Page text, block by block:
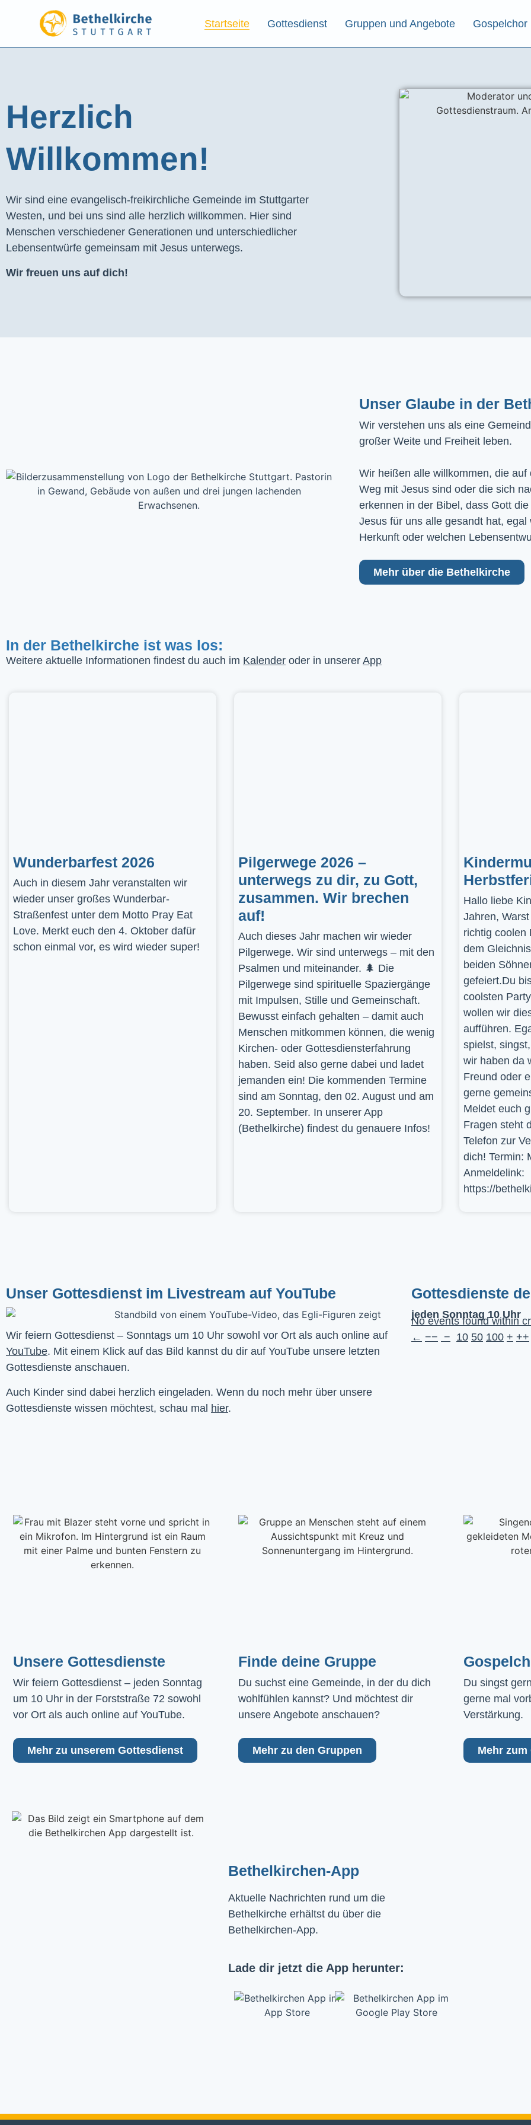
Startseite Gottesdienst Gruppen und Angebote Gospelchor
Herzlich
Willkommen!
Wir sind eine evangelisch-freikirchliche Gemeinde im Stuttgarter
Westen, und bei uns sind alle herzlich willkommen. Hier sind
Menschen verschiedener Generationen und unterschiedlicher
Lebensentwürfe gemeinsam mit Jesus unterwegs.
Wir freuen uns auf dich!
Unser Glaube in der
Wir verstehen uns als eine
großer Weite und Freiheit leben.
Wir heißen alle willkommen, die
Weg mit Jesus sind oder die sich
erkennen in der Bibel, dass Gott
Jesus für uns alle gesandt hat,
Herkunft oder welchen
Mehr über die Bethelkirche
In der Bethelkirche ist was los:
Weitere aktuelle Informationen findest du auch im Kalender oder in unserer App
Wunderbarfest 2026
Auch in diesem Jahr veranstalten wir
wieder unser großes Wunderbar-
Straßenfest unter dem Motto Pray Eat
Love. Merkt euch den 4. Oktober dafür
schon einmal vor, es wird wieder super!
Pilgerwege 2026 –
unterwegs zu dir, zu Gott,
zusammen. Wir brechen
auf!
Auch dieses Jahr machen wir wieder
Pilgerwege. Wir sind unterwegs – mit den
Psalmen und miteinander. 🌲 Die
Pilgerwege sind spirituelle Spaziergänge
mit Impulsen, Stille und Gemeinschaft.
Bewusst einfach gehalten – damit auch
Menschen mitkommen können, die wenig
Kirchen- oder Gottesdiensterfahrung
haben. Seid also gerne dabei und ladet
jemanden ein! Die kommenden Termine
sind am Sonntag, den 02. August und am
20. September. In unserer App
(Bethelkirche) findest du genauere Infos!
Hallo liebe
Jahren,
richtig coolen
dem
beiden
gefeiert.Du
coolsten
wollen wir
aufführen.
spielst,
wir haben da
Freund oder
gerne
Meldet euch
Fragen steht
Telefon zur
dich! Termin:
Anmeldelink:
https://
Unser Gottesdienst im Livestream auf YouTube
YouTube. Mit einem Klick auf das Bild kannst du dir auf YouTube unsere letzten
Gottesdienste anschauen.
Auch Kinder sind dabei herzlich eingeladen. Wenn du noch mehr über unsere
Gottesdienste wissen möchtest, schau mal hier.
Gottesdienste
jeden Sonntag 10 Uhr
No events found within
← −− − 10 50 100 + ++
Unsere Gottesdienste
Wir feiern Gottesdienst – jeden Sonntag
um 10 Uhr in der Forststraße 72 sowohl
vor Ort als auch online auf YouTube.
Mehr zu unserem Gottesdienst
Finde deine Gruppe
Du suchst eine Gemeinde, in der du dich
wohlfühlen kannst? Und möchtest dir
unsere Angebote anschauen?
Mehr zu den Gruppen
Du singst
gerne mal
Verstärkung.
Mehr
Bethelkirchen-App
Aktuelle Nachrichten rund um die
Bethelkirche erhältst du über die
Bethelkirchen-App.
Lade dir jetzt die App herunter: